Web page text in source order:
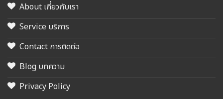
About เกี่ยวกับเรา
Service บริการ
Contact การติดต่อ
Blog บทความ
Privacy Policy